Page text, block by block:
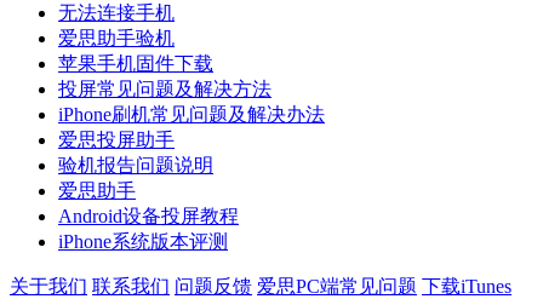
无法连接手机
爱思助手验机
苹果手机固件下载
投屏常见问题及解决方法
iPhone刷机常见问题及解决办法
爱思投屏助手
验机报告问题说明
爱思助手
Android设备投屏教程
iPhone系统版本评测
关于我们 联系我们 问题反馈 爱思PC端常见问题 下载iTunes